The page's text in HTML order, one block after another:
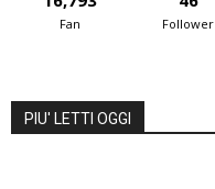
Fan Follower
PIU' LETTI OGGI